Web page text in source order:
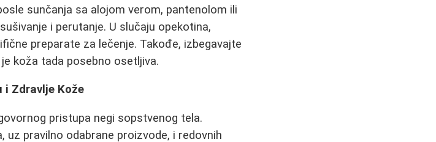
sunčanja sa alojom verom, pantenolom ili
i perutanje. U slučaju opekotina,
preparate za lečenje. Takođe, izbegavajte
koža tada posebno osetljiva.
Zdravlje Kože
pristupa negi sopstvenog tela.
pravilno odabrane proizvode, i redovnih